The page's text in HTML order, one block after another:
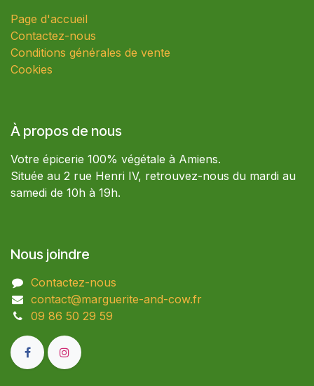
Page d'accueil
Contactez-nous
Conditions générales de vente
Cookies
À propos de nous
Votre épicerie 100% végétale à Amiens.
Située au 2 rue Henri IV, retrouvez-nous du mardi au
samedi de 10h à 19h.
Nous joindre
Contactez-nous
contact@marguerite-and-cow.fr
09 86 50 29 59​